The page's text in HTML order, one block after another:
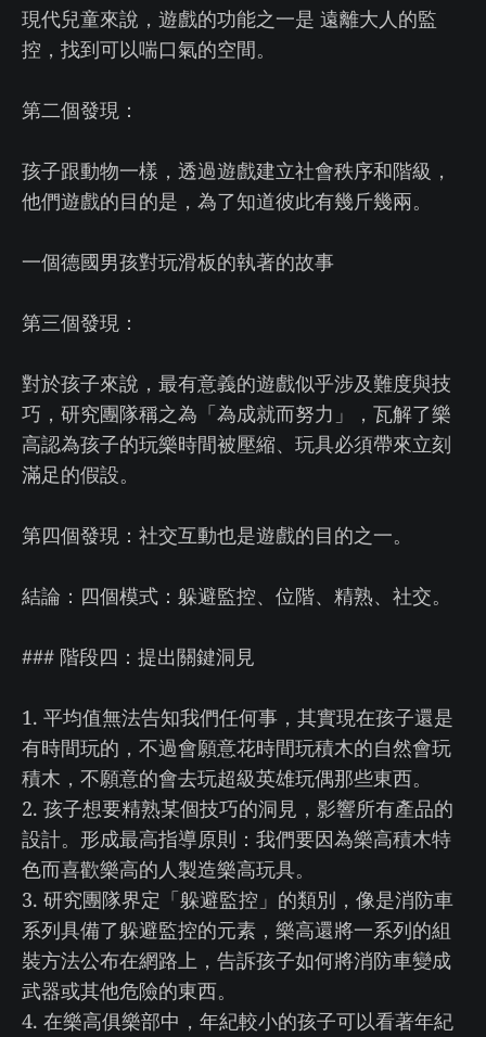
現代兒童來說，遊戲的功能之一是 遠離大人的監
控，找到可以喘口氣的空間。
第二個發現：
孩子跟動物一樣，透過遊戲建立社會秩序和階級，
他們遊戲的目的是，為了知道彼此有幾斤幾兩。
一個德國男孩對玩滑板的執著的故事
第三個發現：
對於孩子來說，最有意義的遊戲似乎涉及難度與技
巧，研究團隊稱之為「為成就而努力」，瓦解了樂
高認為孩子的玩樂時間被壓縮、玩具必須帶來立刻
滿足的假設。
第四個發現：社交互動也是遊戲的目的之一。
結論：四個模式：躲避監控、位階、精熟、社交。
### 階段四：提出關鍵洞見
1. 平均值無法告知我們任何事，其實現在孩子還是
有時間玩的，不過會願意花時間玩積木的自然會玩
積木，不願意的會去玩超級英雄玩偶那些東西。
2. 孩子想要精熟某個技巧的洞見，影響所有產品的
設計。形成最高指導原則：我們要因為樂高積木特
色而喜歡樂高的人製造樂高玩具。
3. 研究團隊界定「躲避監控」的類別，像是消防車
系列具備了躲避監控的元素，樂高還將一系列的組
裝方法公布在網路上，告訴孩子如何將消防車變成
武器或其他危險的東西。
4. 在樂高俱樂部中，年紀較小的孩子可以看著年紀